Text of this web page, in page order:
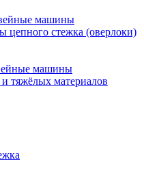
машины
стежка (оверлоки)
машины
тяжёлых материалов